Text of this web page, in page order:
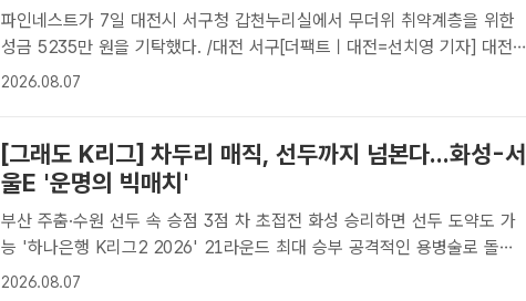
파인네스트가 7일 대전시 서구청 갑천누리실에서 무더위 취약계층을 위한
성금 5235만 원을 기탁했다. /대전 서구[더팩트ㅣ대전=선치영 기자] 대전
시 서구는 7일 구청 갑천누리실에서 파인네스트로부터 무더위 취약계층을
2026.08.07
[그래도 K리그] 차두리 매직, 선두까지 넘본다...화성-서
울E '운명의 빅매치'
부산 주춤·수원 선두 속 승점 3점 차 초접전 화성 승리하면 선두 도약도 가
능 '하나은행 K리그2 2026' 21라운드 최대 승부 공격적인 용병술로 돌풍
을 일으키고 있는 화성FC의 차두리 감독은 7일 서울 이랜드와 맞대결에서
2026.08.07